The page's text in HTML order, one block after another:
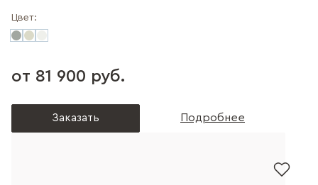
Цвет:
от 81 900 руб.
Заказать Подробнее